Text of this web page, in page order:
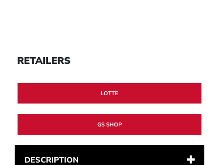
RETAILERS
LOTTE
GS SHOP
DESCRIPTION